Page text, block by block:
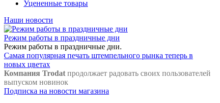
Уцененные товары
Наши новости
Режим работы в праздничные дни
Режим работы в праздничные дни.
Самая популярная печать штемпельного рынка теперь в
новых цветах
Компания Trodat продолжает радовать своих пользователей
выпуском новинок
Подписка на новости магазина